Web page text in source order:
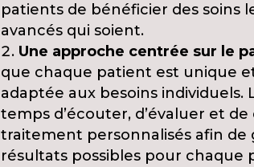
patients de bénéficier des soins
avancés qui soient.
Une approche centrée sur le
que chaque patient est unique
adaptée aux besoins
temps d’écouter, d’évaluer et
traitement personnalisés afin de
résultats possibles pour chaque